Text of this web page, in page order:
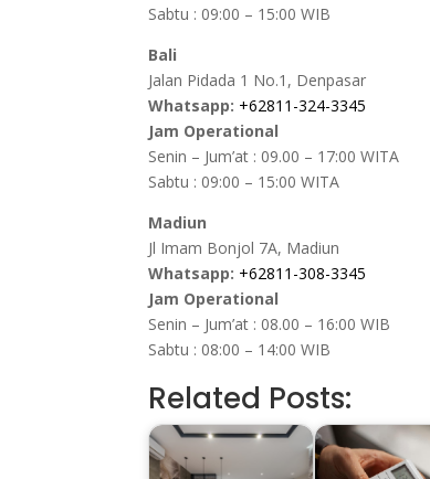
Sabtu : 09:00 – 15:00 WIB
Bali
Jalan Pidada 1 No.1, Denpasar
Whatsapp: +62811-324-3345
Jam Operational
Senin – Jum’at : 09.00 – 17:00 WITA
Sabtu : 09:00 – 15:00 WITA
Madiun
Jl Imam Bonjol 7A, Madiun
Whatsapp: +62811-308-3345
Jam Operational
Senin – Jum’at : 08.00 – 16:00 WIB
Sabtu : 08:00 – 14:00 WIB
Related Posts: